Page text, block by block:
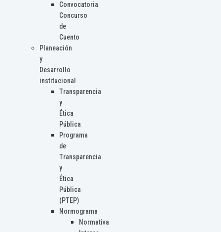
Convocatoria
Concurso
de
Cuento
Planeación
y
Desarrollo
institucional
Transparencia
y
Ética
Pública
Programa
de
Transparencia
y
Ética
Pública
(PTEP)
Normograma
Normativa